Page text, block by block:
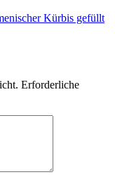
Kürbis gefüllt
Erforderliche